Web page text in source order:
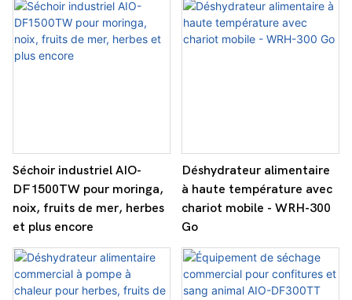
Séchoir industriel AIO-
DF1500TW pour moringa,
noix, fruits de mer, herbes
et plus encore
Déshydrateur alimentaire
à haute température avec
chariot mobile - WRH-300
Go